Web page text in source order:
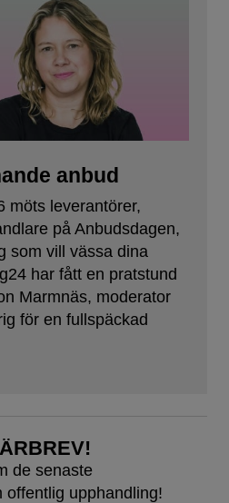
anbud
möts leverantörer,
på Anbudsdagen,
som vill vässa dina
har fått en pratstund
Marmnäs, moderator
för en fullspäckad
de senaste
offentlig upphandling!